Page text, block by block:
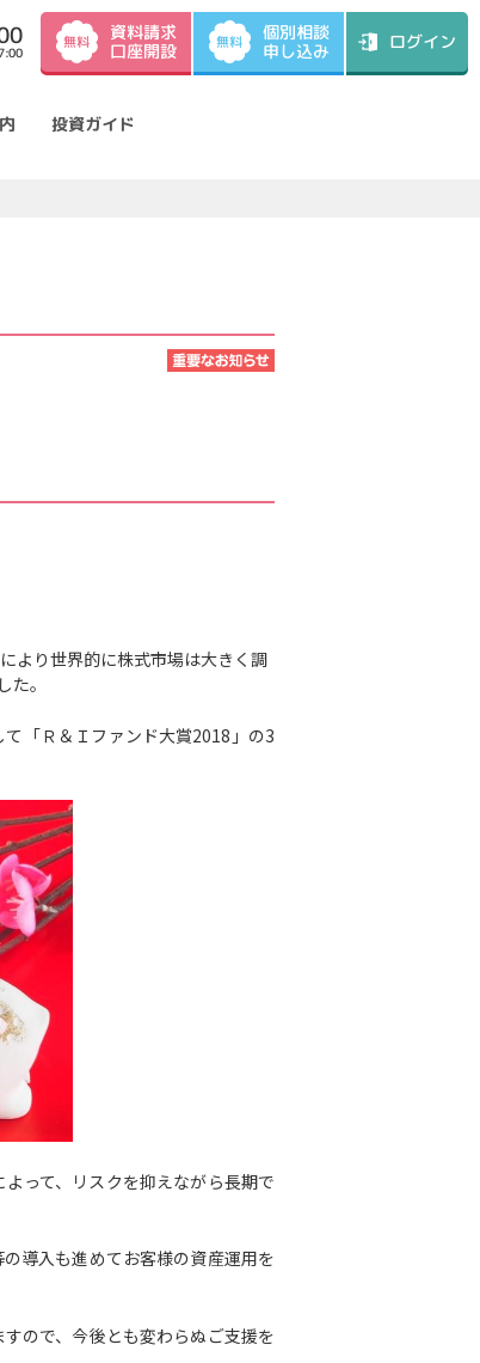
無料 資料請求
口座開設 無料 個別相談
申し込み ログイン
投資ガイド
より世界的に株式市場は大きく調
。
「Ｒ＆Ｉファンド大賞2018」の3
って、リスクを抑えながら長期で
導入も進めてお客様の資産運用を
ので、今後とも変わらぬご支援を